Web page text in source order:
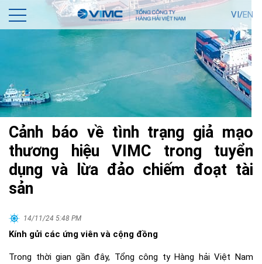
VI/EN
Cảnh báo về tình trạng giả mạo
thương hiệu VIMC trong tuyển
dụng và lừa đảo chiếm đoạt tài
sản
14/11/24 5:48 PM
Kính gửi các ứng viên và cộng đồng
Trong thời gian gần đây, Tổng công ty Hàng hải Việt Nam